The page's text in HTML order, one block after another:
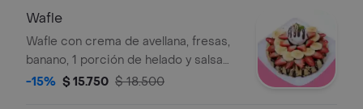
Wafle
Wafle con crema de avellana, fresas,
banano, 1 porción de helado y salsa
de chocolate.
-15% $ 15.750 $ 18.500